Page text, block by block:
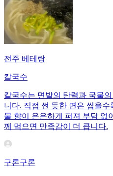
전주 베테랑
칼국수
칼국수는 면발의 탄력과 국물
니다. 직접 썬 듯한 면은 씹을
물 향이 은은하게 퍼져 부담 없
께 먹으면 만족감이 더 큽니다.
구론구론